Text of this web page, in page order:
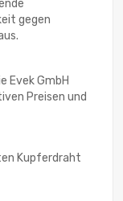
gegen
Evek GmbH
Preisen und
Kupferdraht